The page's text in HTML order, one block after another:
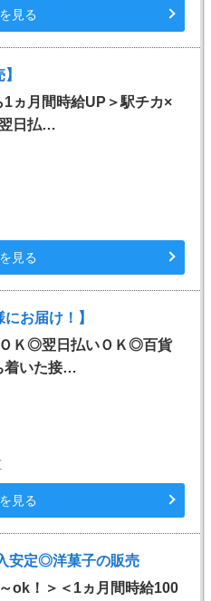
見る
1ヵ月間時給UP＞駅チカ×
日払…
見る
お届け！】
Ｋ◎翌日払いＯＫ◎百貨
着いた接…
見る
安定◎洋菓子の販売
ok！＞＜1ヵ月間時給100